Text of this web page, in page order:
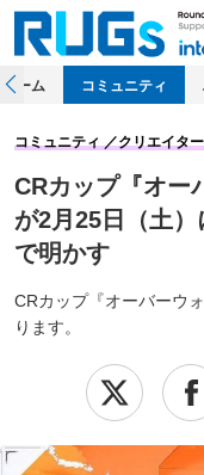
ホーム コミュニティ
CRカップ『オー
が2月25日（土
で明かす
CRカップ『オーバーウ
ります。
コミュニティ クリエイタ